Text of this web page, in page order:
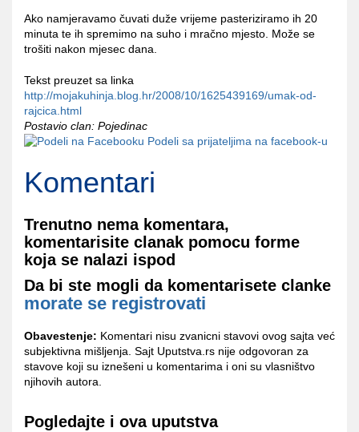
Ako namjeravamo čuvati duže vrijeme pasteriziramo ih 20
minuta te ih spremimo na suho i mračno mjesto. Može se
trošiti nakon mjesec dana.
Tekst preuzet sa linka
http://mojakuhinja.blog.hr/2008/10/1625439169/umak-od-
rajcica.html
Postavio clan: Pojedinac
Podeli sa prijateljima na facebook-u
Komentari
Trenutno nema komentara,
komentarisite clanak pomocu forme
koja se nalazi ispod
Da bi ste mogli da komentarisete clanke
morate se registrovati
Obavestenje: Komentari nisu zvanicni stavovi ovog sajta već
subjektivna mišljenja. Sajt Uputstva.rs nije odgovoran za
stavove koji su iznešeni u komentarima i oni su vlasništvo
njihovih autora.
Pogledajte i ova uputstva